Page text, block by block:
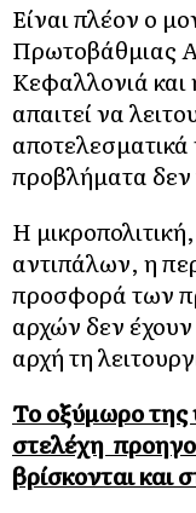
Είναι πλέον ο
Πρωτοβάθμιας
Κεφαλλονιά και
απαιτεί να
αποτελεσματικά
προβλήματα δεν
Η
αντιπάλων, η
προσφορά των
αρχών δεν
αρχή τη
Το οξύμωρο της
στελέχη
βρίσκονται και